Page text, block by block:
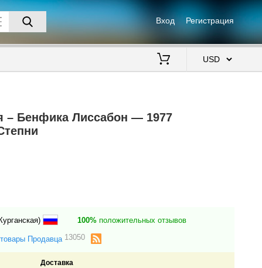
Вход Регистрация
– Бенфика Лиссабон — 1977
100%положительных отзывов
Продавца 13050
Доставка